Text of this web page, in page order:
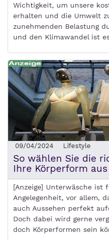
Wichtigkeit, um unsere
erhalten und die Umwelt
zunehmenden Belastung
und den Klimawandel ist
09/04/2024 Lifestyle
So wählen Sie die
Ihre Körperform aus
[Anzeige] Unterwäsche ist
Angelegenheit, vor allem,
auch Aussehen perfekt
Doch dabei wird gerne
doch Körperformen sein